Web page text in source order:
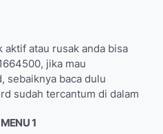
atau rusak anda bisa
jika mau
sebaiknya baca dulu
sudah tercantum di dalam
MENU 1